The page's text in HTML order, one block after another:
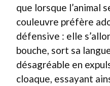
que lorsque l’animal
couleuvre préfère
défensive : elle
bouche, sort sa
désagréable en
cloaque, essayant